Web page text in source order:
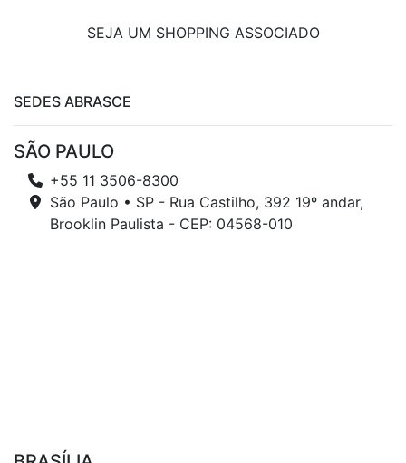
SEJA UM SHOPPING ASSOCIADO
SEDES ABRASCE
SÃO PAULO
+55 11 3506-8300
São Paulo • SP - Rua Castilho, 392 19º andar,
Brooklin Paulista - CEP: 04568-010